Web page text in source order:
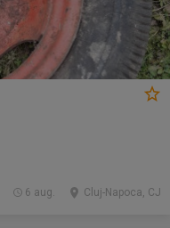
Cluj-Napoca, CJ
6 aug.